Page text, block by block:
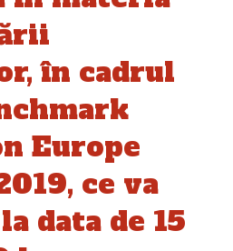
în cadrul
Europe
ce va
data de 15